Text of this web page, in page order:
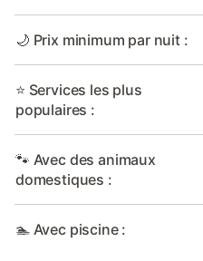
🌙 Prix minimum par nuit :
⭐ Services les plus
populaires :
🐾 Avec des animaux
domestiques :
🏊 Avec piscine :